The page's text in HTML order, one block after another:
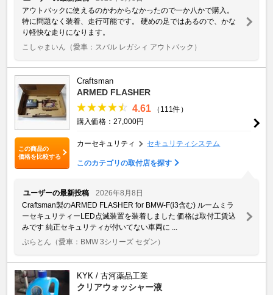
アウトバックに使えるのかわからなかったので一か八かで購入。
特に問題なく装着、走行可能です。 硬めの足ではあるので、かな
り軽快な走りになります。
こしゃまいん （愛車：スバル レガシィ アウトバック）
この商品の
価格を比較する
Craftsman
ARMED FLASHER
4.61
（111件）
購入価格：27,000円
カーセキュリティ セキュリティシステム
このカテゴリの取付店を探す
ユーザーの最新投稿
2026年8月8日
Craftsman製のARMED FLASHER for BMW-F(i3含む) ルームミラ
ーセキュリティーLED点滅装置を装着しました 価格は取付工賃込
みです 純正セキュリティが付いてない車両に ...
ぷらとん （愛車：BMW 3シリーズ セダン）
KYK / 古河薬品工業
クリアウォッシャー液